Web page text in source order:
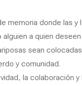
memoria donde las
a quien
sean
y comunidad.
la colaboración